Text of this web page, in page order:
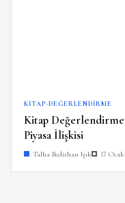
KITAP-DEĞERLENDIRME
Kitap
Piyasa İlişkisi
Talha Bedirhan Işık 17